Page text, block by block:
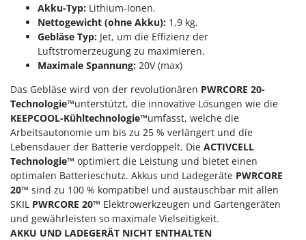
Luftentfeuchter
Luftkühler mit Wasserverdunstung
Mähroboter
Maisentkörnungsmaschinen
Manuelle Heckenscheren
Mehrzweck-Sauggeräte
Minibacköfen
Motorhacken - Gartenfräsen
Motorspritzen
Mulcher für Traktor
FAC
Fama Industrie
Famur
FARMER
FBC
Ferrari Group
Ferroni
Ferrua
FIAC
Akku-Typ: Lithium-Ionen.
Nettogewicht (ohne Akku): 1,9 kg.
Gebläse Typ: Jet, um die Effizienz der
Luftstromerzeugung zu maximieren.
Maximale Spannung: 20V (max)
Das Gebläse wird von der revolutionären PWRCORE 20-
Technologie™unterstützt, die innovative Lösungen wie die
KEEPCOOL-Kühltechnologie™umfasst, welche die
Arbeitsautonomie um bis zu 25 % verlängert und die
Lebensdauer der Batterie verdoppelt. Die ACTIVCELL
Technologie™ optimiert die Leistung und bietet einen
optimalen Batterieschutz. Akkus und Ladegeräte PWRCORE
20™ sind zu 100 % kompatibel und austauschbar mit allen
SKIL PWRCORE 20™ Elektrowerkzeugen und Gartengeräten
und gewährleisten so maximale Vielseitigkeit.
AKKU UND LADEGERÄT NICHT ENTHALTEN